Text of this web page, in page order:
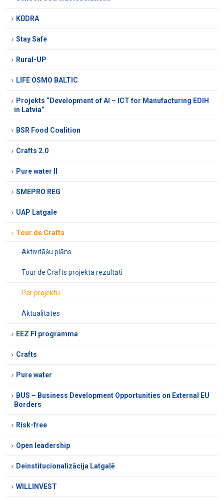
KŪDRA
Stay Safe
Rural-UP
LIFE OSMO BALTIC
Projekts “Development of AI – ICT for Manufacturing EDIH
in Latvia”
BSR Food Coalition
Crafts 2.0
Pure water II
SMEPRO REG
UAP Latgale
Tour de Crafts
Aktivitāšu plāns
Tour de Crafts projekta rezultāti
Par projektu
Aktualitātes
EEZ FI programma
Crafts
Pure water
BUS – Business Development Opportunities on External EU
Borders
Risk-free
Open leadership
Deinstitucionalizācija Latgalē
WILLINVEST